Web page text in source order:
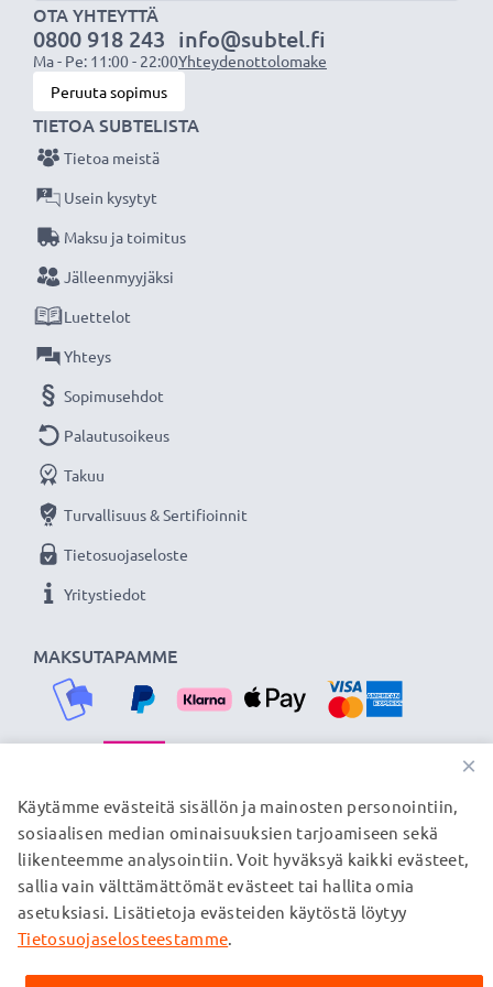
Kapasiteetti: 4x 2600mAh AA
Jännite: 2,4V (4x 1,2V)
Teknologia: NiMH
Vaihda tai korvaa - ihanteellinen vaihtoakku
kadonneelle, tyhjentyneelle tai vialliselle akulle.
Sopii myös vara-akuksi
tehokas ja turvallinen sekä edullinen.
★3 vuoden takuu
Olemme vuonna 2004 perustettu kansainvälinen
verkkokauppa, joka tarjoaa laadukkaita tuotteita, ja
siksi tarjoamme 36 kuukauden takuun!
OTA YHTEYTTÄ
0800 918 243
Ma - Pe: 11:00 - 22:00
info@subtel.fi
Yhteydenottolomake
Peruuta sopimus
MAKSUTAPAMME
TIETOA SUBTELISTA
Tietoa meistä
Usein kysytyt
Maksu ja toimitus
Jälleenmyyjäksi
Luettelot
Yhteys
Sopimusehdot
Palautusoikeus
Takuu
Turvallisuus & Sertifioinnit
Tietosuojaseloste
Yritystiedot
TOIMITUSKUMPPANIMME
© subtel.fi 2026
Kaikki hinnat sisältävät arvonlisäveron, mutta ei
toimituskuluja. Kaikki sivuillamme mainitut tavaramerkit ovat
verkkosivuillamme ainoastaan tuotteitamme koskevan
×
Käytämme evästeitä sisällön ja mainosten personointiin,
sosiaalisen median ominaisuuksien tarjoamiseen sekä
liikenteemme analysointiin. Voit hyväksyä kaikki evästeet,
sallia vain välttämättömät evästeet tai hallita omia
asetuksiasi. Lisätietoja evästeiden käytöstä löytyy
Tietosuojaselosteestamme.